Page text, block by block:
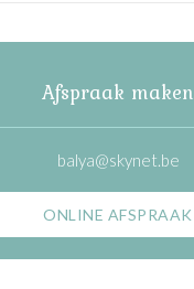
Afspraak maken
balya@skynet.be
ONLINE AFSPRAAK